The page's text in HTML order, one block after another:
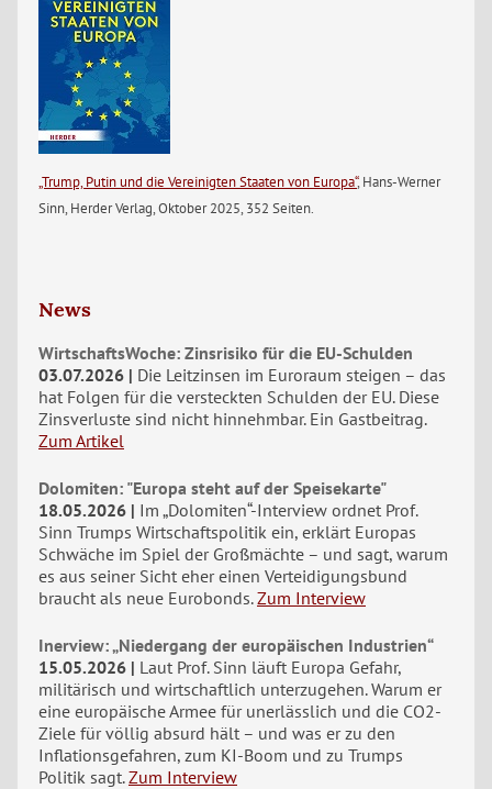
„Trump, Putin und die Vereinigten Staaten von Europa“, Hans-Werner
Sinn, Herder Verlag, Oktober 2025, 352 Seiten.
News
WirtschaftsWoche: Zinsrisiko für die EU-Schulden
03.07.2026
Die Leitzinsen im Euroraum steigen – das
hat Folgen für die versteckten Schulden der EU. Diese
Zinsverluste sind nicht hinnehmbar. Ein Gastbeitrag.
Zum Artikel
Dolomiten: "Europa steht auf der Speisekarte"
18.05.2026
Im „Dolomiten“-Interview ordnet Prof.
Sinn Trumps Wirtschaftspolitik ein, erklärt Europas
Schwäche im Spiel der Großmächte – und sagt, warum
es aus seiner Sicht eher einen Verteidigungsbund
braucht als neue Eurobonds. Zum Interview
Inerview: „Niedergang der europäischen Industrien“
15.05.2026
Laut Prof. Sinn läuft Europa Gefahr,
militärisch und wirtschaftlich unterzugehen. Warum er
eine europäische Armee für unerlässlich und die CO2-
Ziele für völlig absurd hält – und was er zu den
Inflationsgefahren, zum KI-Boom und zu Trumps
Politik sagt. Zum Interview